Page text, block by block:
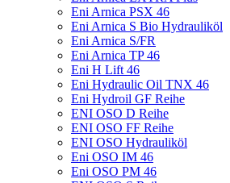
Eni Arnica PSX 46
Eni Arnica S Bio Hydrauliköl
Eni Arnica S/FR
Eni Arnica TP 46
Eni H Lift 46
Eni Hydraulic Oil TNX 46
Eni Hydroil GF Reihe
ENI OSO D Reihe
ENI OSO FF Reihe
ENI OSO Hydrauliköl
Eni OSO IM 46
Eni OSO PM 46